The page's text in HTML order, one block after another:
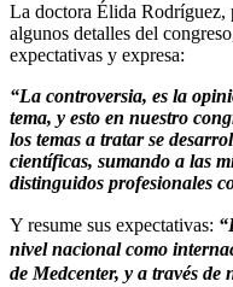
La doctora Élida Rodríguez,
algunos detalles del
expectativas y expresa:
“La controversia, es la
tema, y esto en nuestro
los temas a tratar se
científicas, sumando a las
distinguidos profesionales
Y resume sus expectativas:
nivel nacional como
de Medcenter, y a través